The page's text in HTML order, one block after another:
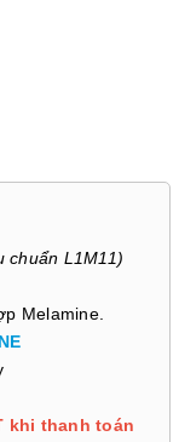
chuẩn L1M11)
Melamine.
khi thanh toán